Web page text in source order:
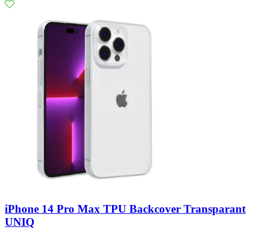
iPhone 14 Pro Max TPU Backcover Transparant
UNIQ